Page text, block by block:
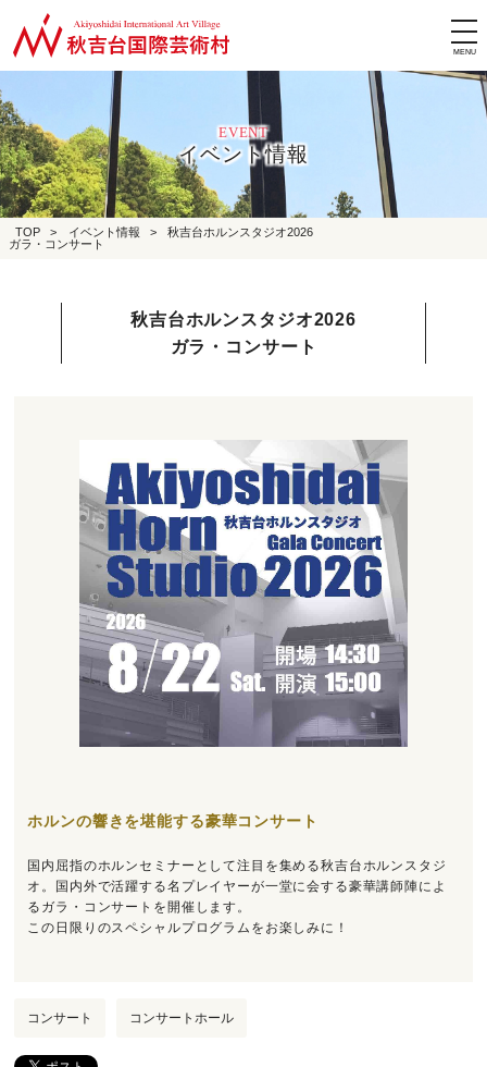
EVENT
イベント情報
TOP > イベント情報 >
秋吉台ホルンスタジオ2026
ガラ・コンサート
秋吉台ホルンスタジオ2026
ガラ・コンサート
ホルンの響きを堪能する豪華コンサート
国内屈指のホルンセミナーとして注目を集める秋吉台ホルンスタジ
オ。国内外で活躍する名プレイヤーが一堂に会する豪華講師陣によ
るガラ・コンサートを開催します。
この日限りのスペシャルプログラムをお楽しみに！
コンサート コンサートホール